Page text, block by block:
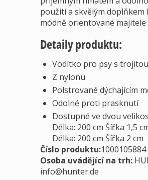
použití a skvělým
módně orientované majitele
Detaily produktu:
Vodítko pro psy s
Z nylonu
Polstrované dýchajícím
Odolné proti prasknutí
Dostupné ve dvou
Délka: 200 cm Šířka 1,5
Délka: 200 cm Šířka 2 cm
Číslo produktu:1000105884
Osoba uvádějící na trh:
info@hunter.de